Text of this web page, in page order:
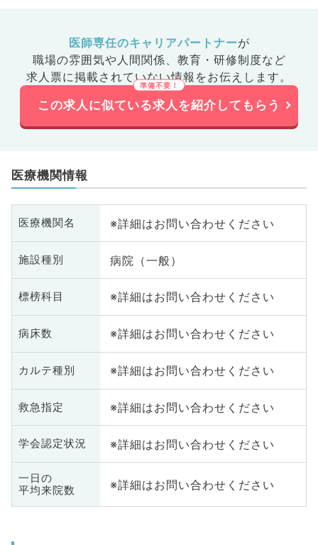
医師専任のキャリアパートナーが
職場の雰囲気や人間関係、 教育・研修制度など
求人票に掲載されていない情報をお伝えします。
この求人に似ている求人を紹介してもらう
医療機関情報
医療機関名 ※詳細はお問い合わせください
施設種別 病院（一般）
標榜科目 ※詳細はお問い合わせください
病床数 ※詳細はお問い合わせください
カルテ種別 ※詳細はお問い合わせください
救急指定 ※詳細はお問い合わせください
学会認定状況 ※詳細はお問い合わせください
一日の
平均来院数
※詳細はお問い合わせください